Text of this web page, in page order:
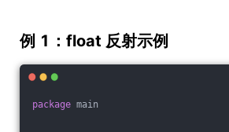
例 1：float 反射示例
package main